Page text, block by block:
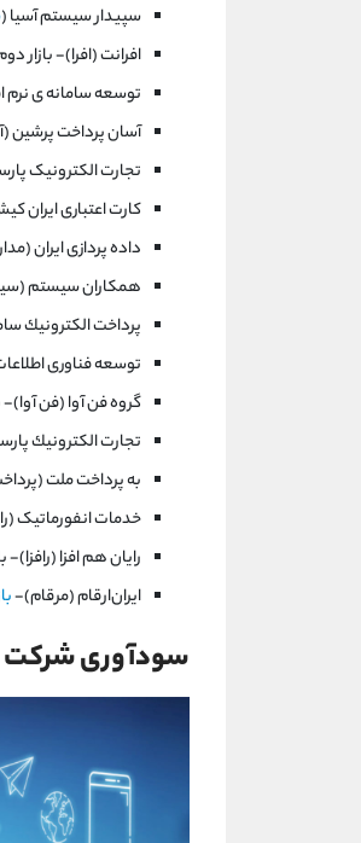
سپيدار سيستم آسيا (
افرانت (افرا)- بازار
توسعه سامانه ی نرم
آسان پرداخت پرشين
تجارت الكترونيک
كارت اعتباری ايران
داده ‌پردازی ‌ايران‌
همكاران سيستم
پرداخت الكترونيك
توسعه فناوری
گروه فن آوا (فن آوا)-
تجارت الكترونيك
به پرداخت ملت
خدمات‌ انفورماتيک‌
رايان هم افزا
ايران‌ارقام‌ (مرقام)-
سودآوری شرکت